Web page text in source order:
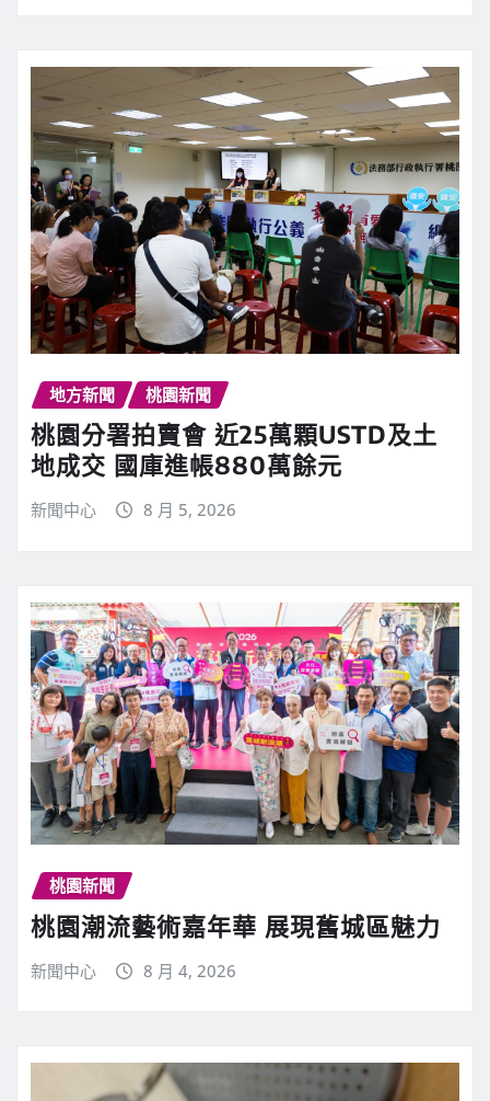
地方新聞 桃園新聞
桃園分署拍賣會 近25萬顆USTD及土
地成交 國庫進帳880萬餘元
新聞中心 8 月 5, 2026
桃園新聞
桃園潮流藝術嘉年華 展現舊城區魅力
新聞中心 8 月 4, 2026